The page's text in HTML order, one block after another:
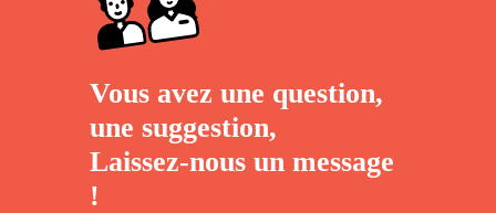
Vous avez une question,
une suggestion,
Laissez-nous un message
!